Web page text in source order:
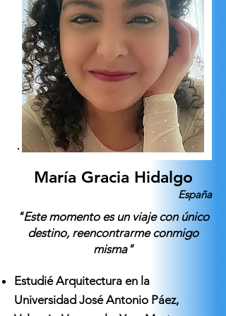
María Gracia Hidalgo
España
"Este momento es un viaje con único
destino, reencontrarme conmigo
misma"
Estudié Arquitectura en la
Universidad José Antonio Páez,